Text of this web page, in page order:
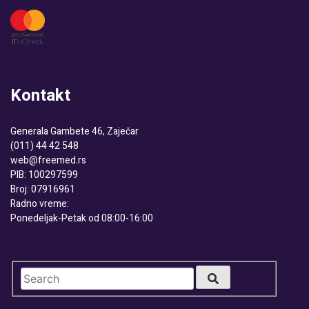
Kontakt
Generala Gambete 46, Zaječar
(011) 44 42 548
web@freemed.rs
PIB: 100297599
Broj: 07916961
Radno vreme:
Ponedeljak-Petak od 08:00-16:00